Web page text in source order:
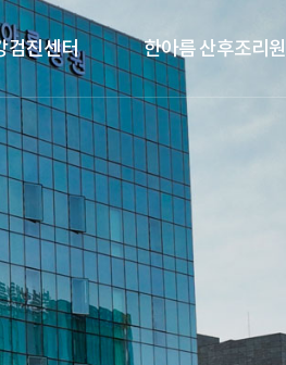
검진센터 한아름 산후조리원